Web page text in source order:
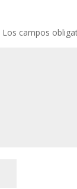
Los campos